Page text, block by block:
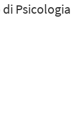
Psicologia